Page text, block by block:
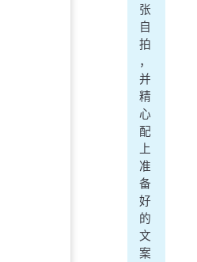
张
自
拍
，
并
精
心
配
上
准
备
好
的
文
案